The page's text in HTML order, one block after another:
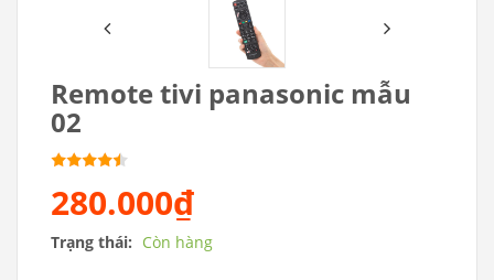
Remote tivi panasonic mẫu
02
280.000₫
Trạng thái: Còn hàng